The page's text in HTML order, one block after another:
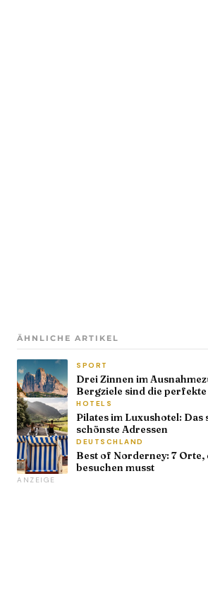
ÄHNLICHE ARTIKEL
SPORT
Drei Zinnen im
Bergziele sind die
HOTELS
Pilates im Luxushotel: Das
schönste Adressen
DEUTSCHLAND
Best of Norderney: 7
besuchen musst
ANZEIGE